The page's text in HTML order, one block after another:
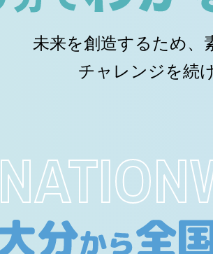
未来を創造するため、
チャレンジを続